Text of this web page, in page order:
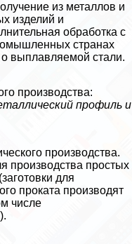
из металлов и
изделий и
обработка с
странах
о выплавляемой стали.
производства:
профиль и
производства.
производства простых
для
проката производят
числе